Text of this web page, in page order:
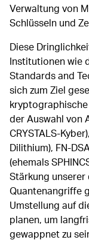
Verwaltung von
Schlüsseln und
Diese
Institutionen wie
Standards and
sich zum Ziel
der Auswahl von
CRYSTALS-
Dilithium), FN-
(ehemals
Stärkung
Quantenangriffe
Umstellung auf
planen, um
gewappnet zu